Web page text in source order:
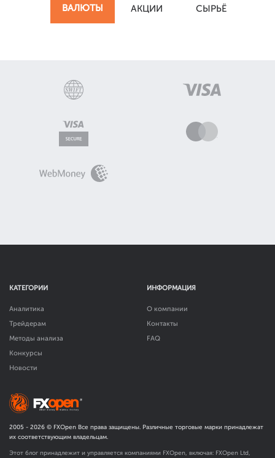
ВАЛЮТЫ АКЦИИ СЫРЬЁ
КАТЕГОРИИ
Аналитика
Трейдерам
Методы анализа
Конкурсы
Новости
ИНФОРМАЦИЯ
О компании
Контакты
FAQ
2005 - 2026 © FXOpen Все права защищены. Различные торговые марки принадлежат
их соответствующим владельцам.
Этот блог принадлежит и управляется компаниями FXOpen, включая: FXOpen Ltd,